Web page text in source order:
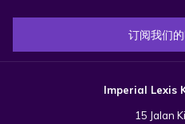
订阅我们
Imperial Lexis
15 Jalan